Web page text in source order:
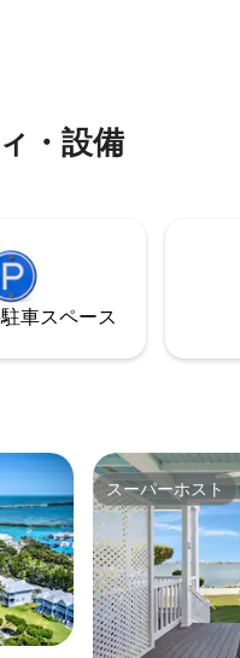
イニ
トドッ
てください。喫煙
・設備
車ス⁠ペ⁠ー⁠ス
スーパーホスト
スーパーホスト